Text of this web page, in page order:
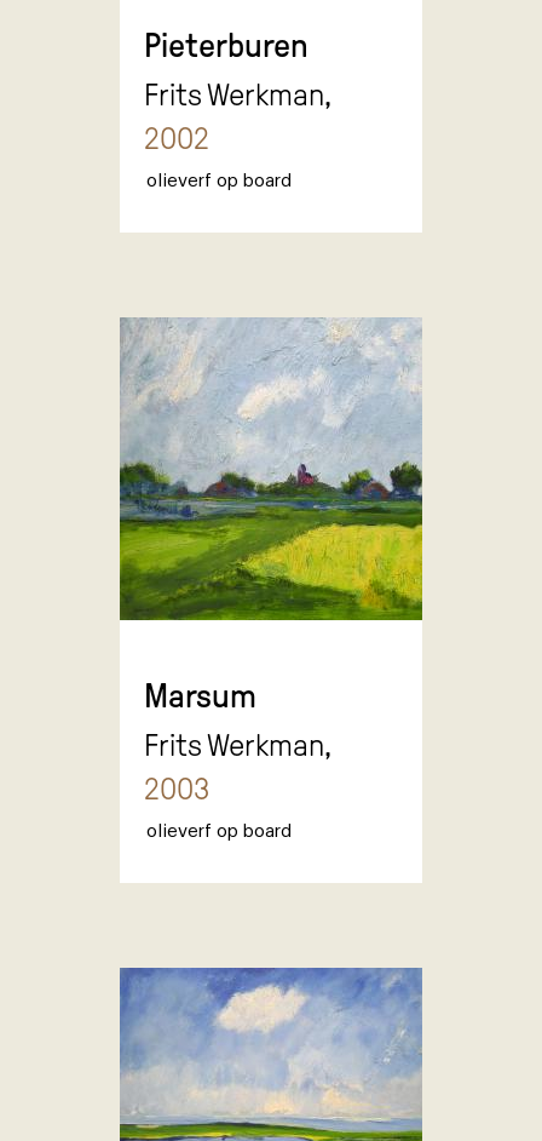
Pieterburen
Frits Werkman,
2002
olieverf op board
Marsum
Frits Werkman,
2003
olieverf op board